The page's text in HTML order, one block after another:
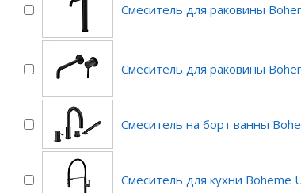
Смеситель для раковины
Смеситель для раковины
Смеситель на борт ванны
Смеситель для кухни Boheme